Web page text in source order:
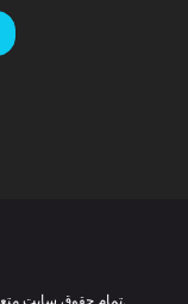
تمام حقوق سایت متعلق به ابنا و بازنشر مطالب با ذکر منبع مجاز است.